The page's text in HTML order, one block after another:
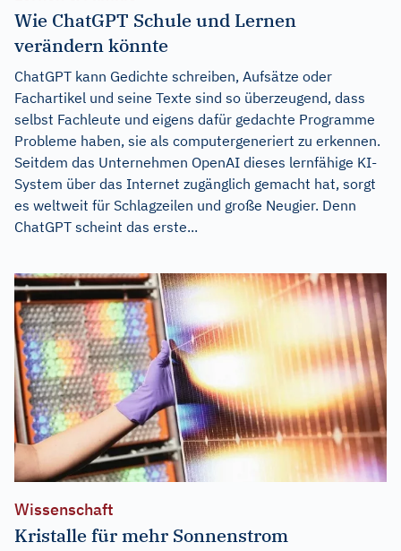
Wie ChatGPT Schule und Lernen
verändern könnte
ChatGPT kann Gedichte schreiben, Aufsätze oder
Fachartikel und seine Texte sind so überzeugend, dass
selbst Fachleute und eigens dafür gedachte Programme
Probleme haben, sie als computergeneriert zu erkennen.
Seitdem das Unternehmen OpenAI dieses lernfähige KI-
System über das Internet zugänglich gemacht hat, sorgt
es weltweit für Schlagzeilen und große Neugier. Denn
ChatGPT scheint das erste...
Wissenschaft
Kristalle für mehr Sonnenstrom